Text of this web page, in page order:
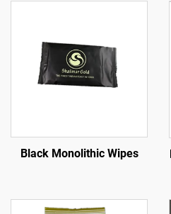
Black Monolithic Wipes